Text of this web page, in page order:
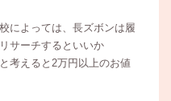
によっては、長ズボンは履
サーチするといいか
考えると2万円以上のお値